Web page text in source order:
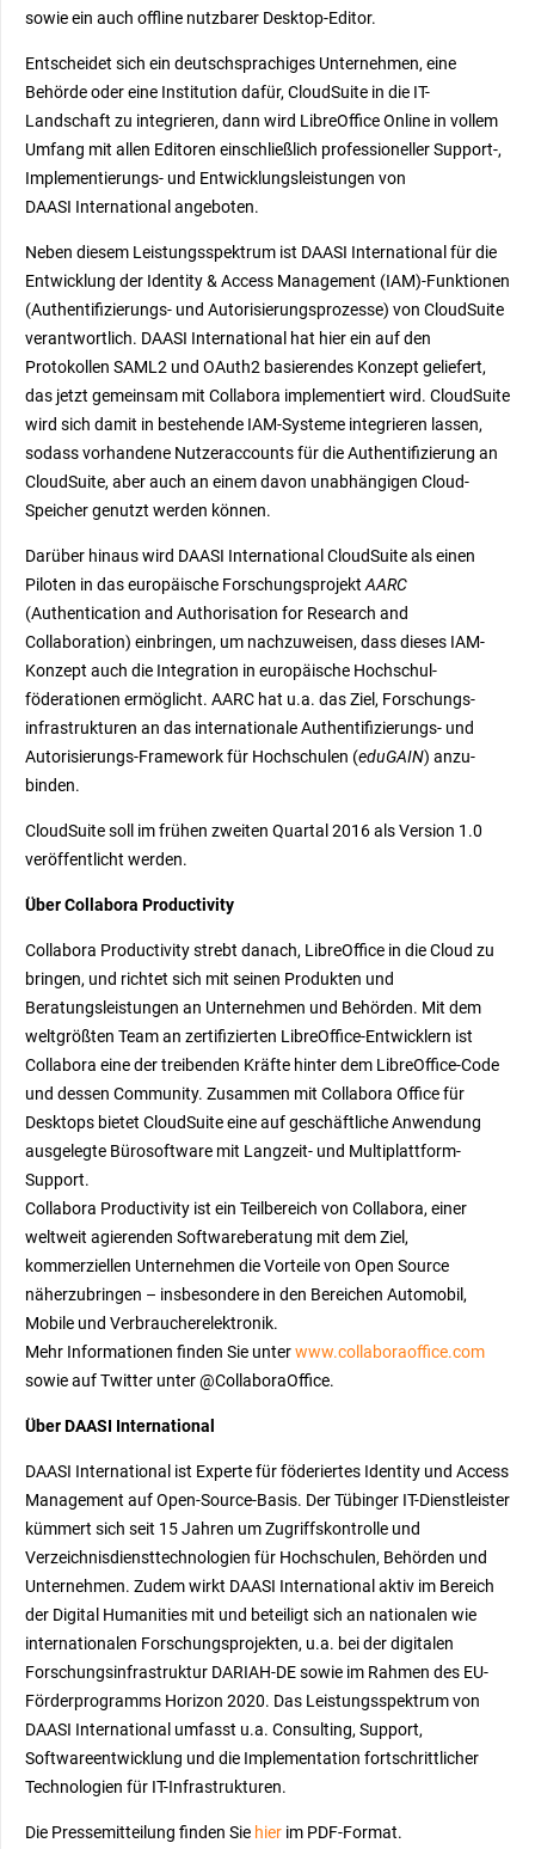
sowie ein auch offline nutzbarer Desktop-Editor.
Entscheidet sich ein deutschsprachiges Unternehmen, eine
Behörde oder eine Institution dafür, CloudSuite in die IT-
Landschaft zu integrieren, dann wird LibreOffice Online in vollem
Umfang mit allen Editoren einschließlich professioneller Support-,
Implementierungs- und Entwicklungsleistungen von
DAASI International angeboten.
Neben diesem Leistungsspektrum ist DAASI International für die
Entwicklung der Identity & Access Management (IAM)-Funk­tionen
(Authentifizierungs- und Autorisierungsprozesse) von CloudSuite
verantwortlich. DAASI International hat hier ein auf den
Protokollen SAML2 und OAuth2 basierendes Konzept geliefert,
das jetzt gemeinsam mit Collabora implementiert wird. CloudSuite
wird sich damit in bestehende IAM-Systeme integrieren lassen,
sodass vorhandene Nutzeraccounts für die Authentifizierung an
CloudSuite, aber auch an einem davon unabhängigen Cloud-
Speicher genutzt werden können.
Darüber hinaus wird DAASI International CloudSuite als einen
Piloten in das europäische Forschungsprojekt AARC
(Authentication and Authorisation for Research and
Collaboration) einbringen, um nachzuweisen, dass dieses IAM-
Konzept auch die Integration in europäische Hochschul­
föderationen ermöglicht. AARC hat u.a. das Ziel, Forschungs­
infrastrukturen an das internationale Authentifizierungs- und
Autorisierungs-Framework für Hochschulen (eduGAIN) anzu­
binden.
CloudSuite soll im frühen zweiten Quartal 2016 als Version 1.0
veröffentlicht werden.
Über Collabora Productivity
Collabora Productivity strebt danach, LibreOffice in die Cloud zu
bringen, und richtet sich mit seinen Produkten und
Beratungsleistungen an Unternehmen und Behörden. Mit dem
weltgrößten Team an zertifizierten LibreOffice-Entwicklern ist
Collabora eine der treibenden Kräfte hinter dem LibreOffice-Code
und dessen Community. Zusammen mit Collabora Office für
Desktops bietet CloudSuite eine auf geschäftliche Anwendung
ausgelegte Bürosoftware mit Langzeit- und Multiplattform-
Support.
Collabora Productivity ist ein Teilbereich von Collabora, einer
weltweit agierenden Softwareberatung mit dem Ziel,
kommerziellen Unternehmen die Vorteile von Open Source
näherzubringen – insbesondere in den Bereichen Automobil,
Mobile und Verbraucherelektronik.
Mehr Informationen finden Sie unterwww.collaboraoffice.com
sowie auf Twitter unter @CollaboraOffice.
Über DAASI International
DAASI International ist Experte für föderiertes Identity und Access
Management auf Open-Source-Basis. Der Tübinger IT-Dienstleister
kümmert sich seit 15 Jahren um Zugriffskontrolle und
Verzeichnisdiensttechnologien für Hochschulen, Behörden und
Unternehmen. Zudem wirkt DAASI International aktiv im Bereich
der Digital Humanities mit und beteiligt sich an nationalen wie
internationalen Forschungsprojekten, u.a. bei der digitalen
Forschungs­infrastruktur DARIAH-DE sowie im Rahmen des EU-
Förderprogramms Horizon 2020. Das Leistungs­spektrum von
DAASI International umfasst u.a. Consulting, Support,
Softwareentwicklung und die Implementation fort­schrittlicher
Technologien für IT-Infrastrukturen.
Die Pressemitteilung finden Sie hier im PDF-Format.